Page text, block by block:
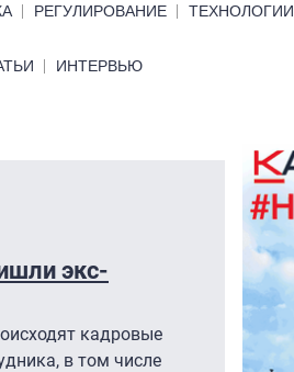
РЕГУЛИРОВАНИЕ ТЕХНОЛОГИИ
ИНТЕРВЬЮ
экс-
кадровые
в том числе